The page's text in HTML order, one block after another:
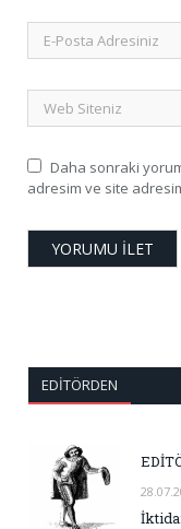
Daha sonraki
adresim ve site
EDITÖRDEN